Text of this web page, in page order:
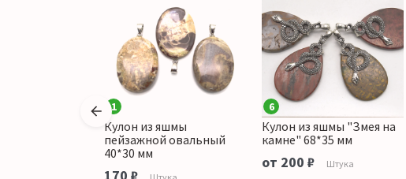
1
Кулон из яшмы
пейзажной овальный
40*30 мм
6
Кулон из яшмы "Змея на
камне" 68*35 мм
от 200 ₽ Штука